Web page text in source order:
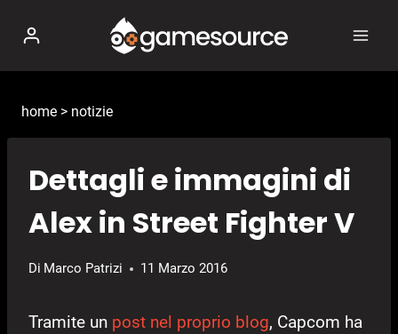
contenuto
home > notizie
Dettagli e immagini di
Alex in Street Fighter V
Di Marco Patrizi 11 Marzo 2016
Tramite un post nel proprio blog, Capcom ha